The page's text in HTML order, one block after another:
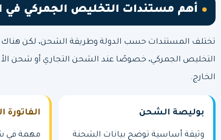
أهم مستندات التخليص الجمركي في
تختلف المستندات حسب الدولة وطريقة الشحن، لكن هناك
التخليص الجمركي، خصوصًا عند الشحن التجاري أو شحن
الخارج.
بوليصة الشحن
وثيقة أساسية توضح بيانات الشحنة
الفاتورة
مهمة في